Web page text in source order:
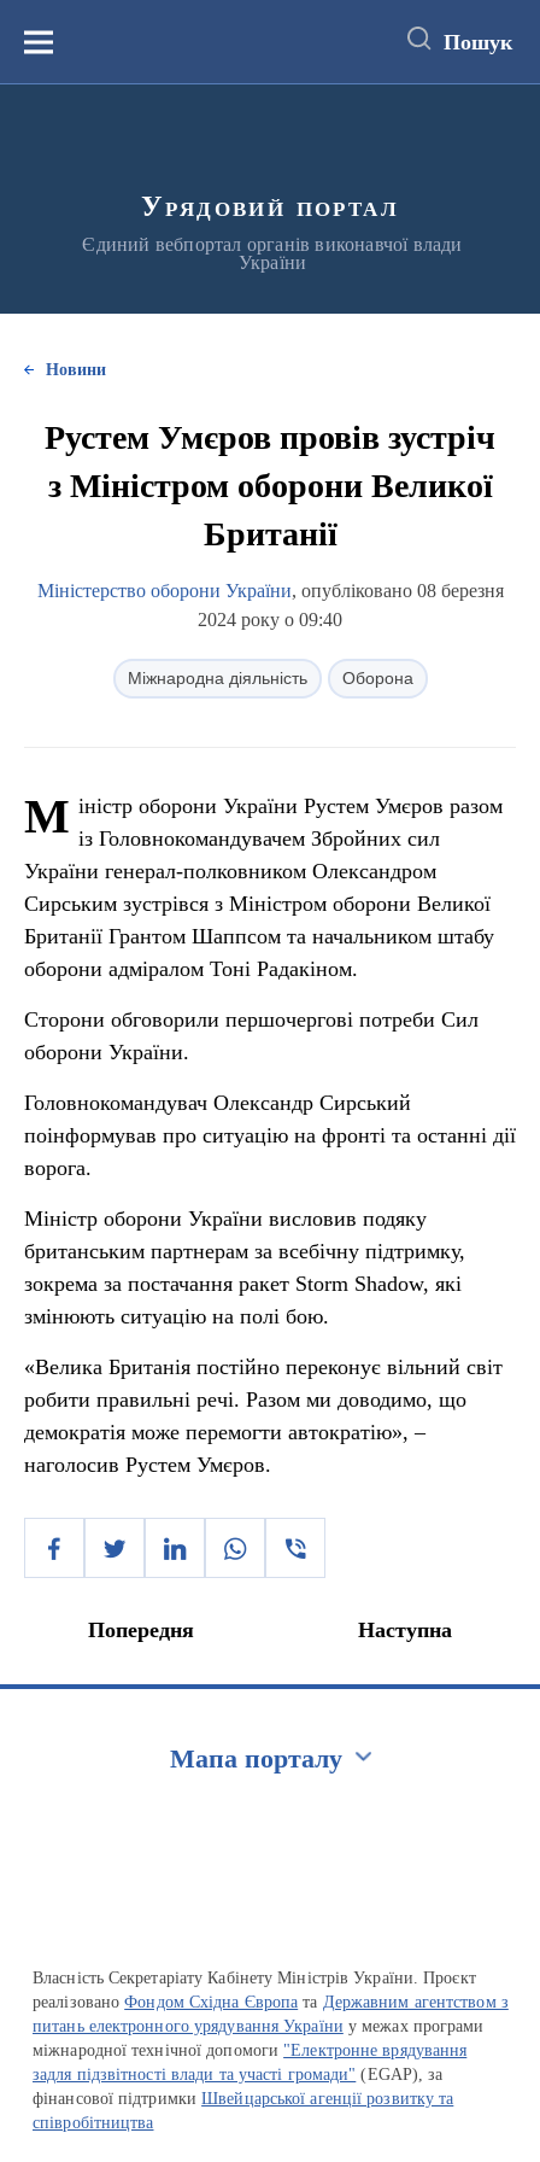
вмістуМеню Пошук
Урядовий портал
Єдиний вебпортал органів виконавчої влади
України
Новини
Рустем Умєров провів зустріч
з Міністром оборони Великої
Британії
Міністерство оборони України, опубліковано 08 березня
2024 року о 09:40
Міжнародна діяльність Оборона
М іністр оборони України Рустем Умєров разом
із Головнокомандувачем Збройних сил
України генерал-полковником Олександром
Сирським зустрівся з Міністром оборони Великої
Британії Грантом Шаппсом та начальником штабу
оборони адміралом Тоні Радакіном.
Сторони обговорили першочергові потреби Сил
оборони України.
Головнокомандувач Олександр Сирський
поінформував про ситуацію на фронті та останні дії
ворога.
Міністр оборони України висловив подяку
британським партнерам за всебічну підтримку,
зокрема за постачання ракет Storm Shadow, які
змінюють ситуацію на полі бою.
«Велика Британія постійно переконує вільний світ
робити правильні речі. Разом ми доводимо, що
демократія може перемогти автократію», –
наголосив Рустем Умєров.
Попередня Наступна
Мапа порталу
Власність Секретаріату Кабінету Міністрів України. Проєкт
реалізованоФондом Східна Європа та Державним агентством з
питань електронного урядування України у межах програми
міжнародної технічної допомоги "Електронне врядування
задля підзвітності влади та участі громади" (EGAP), за
фінансової підтримкиШвейцарської агенції розвитку та
співробітництва